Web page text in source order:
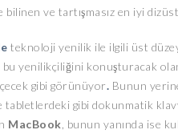
bilinen ve tartışmasız en iyi
teknoloji yenilik ile ilgili üst
bu yenilikçiliğini konuşturacak
gibi görünüyor. Bunun
tabletlerdeki gibi dokunmatik
MacBook , bunun yanında ise